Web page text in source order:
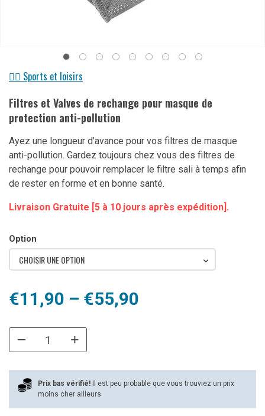
🏋️‍♀️ Sports et loisirs
Filtres et Valves de rechange pour masque de
protection anti-pollution
Ayez une longueur d’avance pour vos filtres de masque
anti-pollution. Gardez toujours chez vous des filtres de
rechange pour pouvoir remplacer le filtre sali à temps afin
de rester en forme et en bonne santé.
Livraison Gratuite [5 à 10 jours après expédition].
Option
CHOISIR UNE OPTION
€11,90 – €55,90
Plage
prix :
€55,90
Prix bas vérifié!
Il est peu probable que vous trouviez un prix
moins cher ailleurs